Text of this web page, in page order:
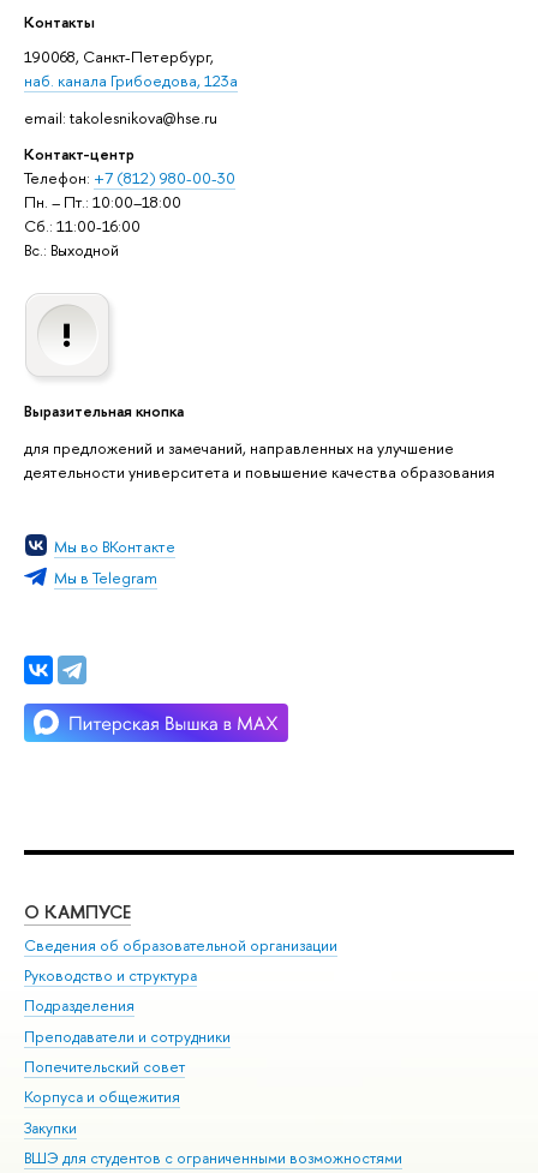
Контакты
190068, Санкт-Петербург,
наб. канала Грибоедова, 123а
email: takolesnikova@hse.ru
Контакт-центр
Телефон: +7 (812) 980-00-30
Пн. – Пт.: 10:00–18:00
Сб.: 11:00-16:00
Вс.: Выходной
Выразительная кнопка
для предложений и замечаний, направленных на улучшение
деятельности университета и повышение качества образования
Мы во ВКонтакте
Мы в Telegram
О КАМПУСЕ
Сведения об образовательной организации
Руководство и структура
Подразделения
Преподаватели и сотрудники
Попечительский совет
Корпуса и общежития
Закупки
ВШЭ для студентов с ограниченными возможностями